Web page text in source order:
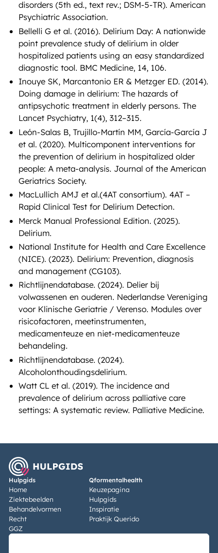
disorders (5th ed., text rev.; DSM-5-TR). American
Psychiatric Association.
Bellelli G et al. (2016). Delirium Day: A nationwide
point prevalence study of delirium in older
hospitalized patients using an easy standardized
diagnostic tool. BMC Medicine, 14, 106.
Inouye SK, Marcantonio ER & Metzger ED. (2014).
Doing damage in delirium: The hazards of
antipsychotic treatment in elderly persons. The
Lancet Psychiatry, 1(4), 312–315.
León-Salas B, Trujillo-Martín MM, García-García J
et al. (2020). Multicomponent interventions for
the prevention of delirium in hospitalized older
people: A meta-analysis. Journal of the American
Geriatrics Society.
MacLullich AMJ et al.(4AT consortium). 4AT –
Rapid Clinical Test for Delirium Detection.
Merck Manual Professional Edition. (2025).
Delirium.
National Institute for Health and Care Excellence
(NICE). (2023). Delirium: Prevention, diagnosis
and management (CG103).
Richtlijnendatabase. (2024). Delier bij
volwassenen en ouderen. Nederlandse Vereniging
voor Klinische Geriatrie / Verenso. Modules over
risicofactoren, meetinstrumenten,
medicamenteuze en niet-medicamenteuze
behandeling.
Richtlijnendatabase. (2024).
Alcoholonthoudingsdelirium.
Watt CL et al. (2019). The incidence and
prevalence of delirium across palliative care
settings: A systematic review. Palliative Medicine.
Hulpgids
Home
Ziektebeelden
Behandelvormen
Recht
GGZ
Qformentalhealth
Keuzepagina
Hulpgids
Inspiratie
Praktijk Querido